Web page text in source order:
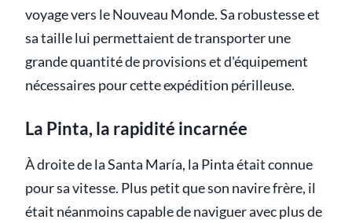
voyage vers le Nouveau Monde. Sa robustesse et
sa taille lui permettaient de transporter une
grande quantité de provisions et d'équipement
nécessaires pour cette expédition périlleuse.
La Pinta, la rapidité incarnée
À droite de la Santa María, la Pinta était connue
pour sa vitesse. Plus petit que son navire frère, il
était néanmoins capable de naviguer avec plus de